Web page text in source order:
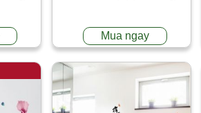
Mua ngay